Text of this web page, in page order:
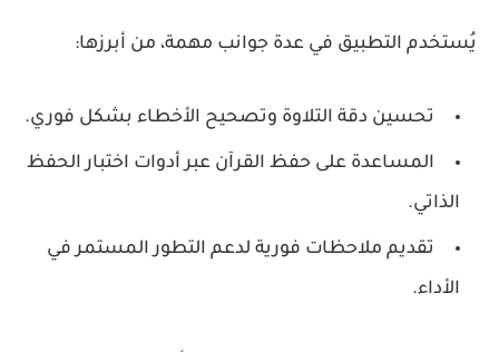
يُستخدم التطبيق في عدة جوانب مهمة، من أبرزها:
تحسين دقة التلاوة وتصحيح الأخطاء بشكل فوري.
المساعدة على حفظ القرآن عبر أدوات اختبار الحفظ
الذاتي.
تقديم ملاحظات فورية لدعم التطور المستمر في
الأداء.